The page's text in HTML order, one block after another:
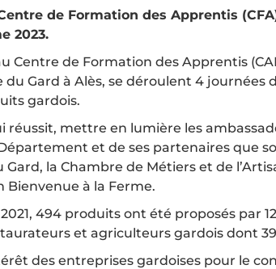
de Formation des Apprentis
2023.
Centre de Formation des Apprentis
du Gard à Alès, se déroulent 4 journées
gardois.
réussit, mettre en lumière les
et de ses partenaires que
la Chambre de Métiers et de
Bienvenue à la Ferme.
494 produits ont été proposés par
et agriculteurs gardois dont
des entreprises gardoises pour le